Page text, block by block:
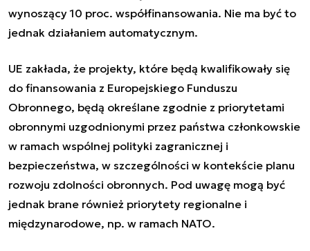
wynoszący 10 proc. współfinansowania. Nie ma być to
jednak działaniem automatycznym.
UE zakłada, że projekty, które będą kwalifikowały się
do finansowania z Europejskiego Funduszu
Obronnego, będą określane zgodnie z priorytetami
obronnymi uzgodnionymi przez państwa członkowskie
w ramach wspólnej polityki zagranicznej i
bezpieczeństwa, w szczególności w kontekście planu
rozwoju zdolności obronnych. Pod uwagę mogą być
jednak brane również priorytety regionalne i
międzynarodowe, np. w ramach NATO.